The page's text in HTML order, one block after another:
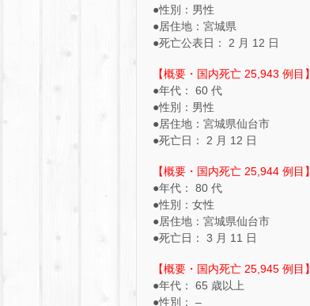
●性別：男性
●居住地：宮城県
●死亡公表日： 2 月 12 日
【概要・国内死亡 25,943 例目】
●年代： 60 代
●性別：男性
●居住地：宮城県仙台市
●死亡日： 2 月 12 日
【概要・国内死亡 25,944 例目】
●年代： 80 代
●性別：女性
●居住地：宮城県仙台市
●死亡日： 3 月 11 日
【概要・国内死亡 25,945 例目】
●年代： 65 歳以上
●性別： –